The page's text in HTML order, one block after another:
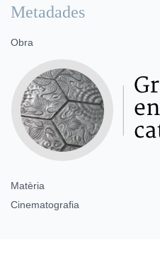
Metadades
Obra
Matèria
Cinematografia